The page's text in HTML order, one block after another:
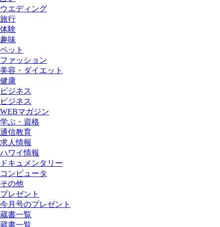
ウエディング
旅行
体験
趣味
ペット
ファッション
美容・ダイエット
健康
ビジネス
ビジネス
WEBマガジン
学ぶ・資格
通信教育
求人情報
ハワイ情報
ドキュメンタリー
コンピュータ
その他
プレゼント
今月号のプレゼント
蔵書一覧
蔵書一覧